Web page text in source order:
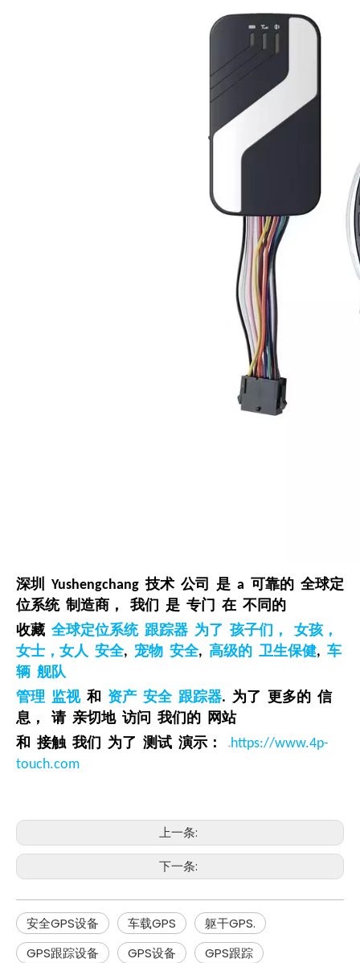
深圳 Yushengchang 技术 公司 是 a 可靠的 全球定
位系统 制造商， 我们 是 专门 在 不同的
收藏 全球定位系统 跟踪器 为了 孩子们， 女孩，
女士，女人 安全, 宠物 安全, 高级的 卫生保健, 车
辆 舰队
管理 监视 和 资产 安全 跟踪器. 为了 更多的 信
息， 请 亲切地 访问 我们的 网站
和 接触 我们 为了 测试 演示：
https://www.4p-
touch.com
上一条:
下一条:
安全GPS设备 车载GPS
躯干GPS.
GPS跟踪设备
GPS设备
GPS跟踪